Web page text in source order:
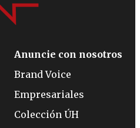
Anuncie con nosotros
Brand Voice
Empresariales
Colección ÚH